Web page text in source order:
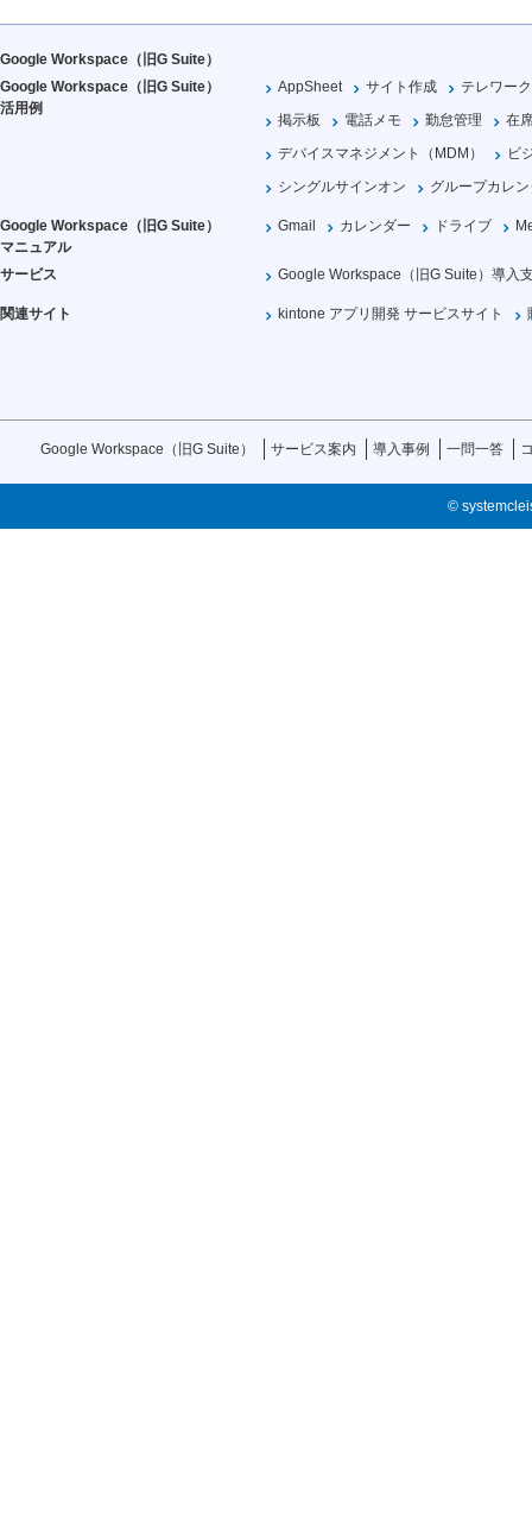
Google Workspace（旧G Suite）
Google Workspace（旧G Suite）
活用例
AppSheet サイト作成
テレワーク
掲示板
電話メモ 勤怠管理
在
デバイスマネジメント（MDM）
ビ
シングルサインオン
グループカレ
Google Workspace（旧G Suite）
マニュアル
Gmail カレンダー ドライブ
サービス Google Workspace（旧G Suite）導入
関連サイト kintone アプリ開発 サービスサイト
Google Workspace（旧G Suite） サービス案内 導入事例 一問一答
©